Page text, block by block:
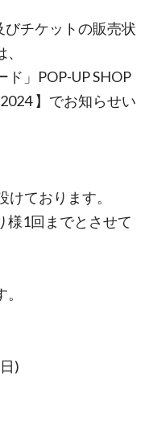
チケットの販売状
ド」POP-UP SHOP
】でお知らせい
けております。
様1回までとさせて
日)